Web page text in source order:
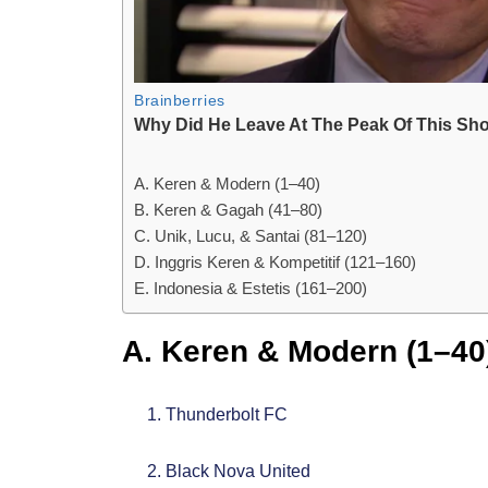
A. Keren & Modern (1–40)
B. Keren & Gagah (41–80)
C. Unik, Lucu, & Santai (81–120)
D. Inggris Keren & Kompetitif (121–160)
E. Indonesia & Estetis (161–200)
A. Keren & Modern
Thunderbolt FC
Black Nova United